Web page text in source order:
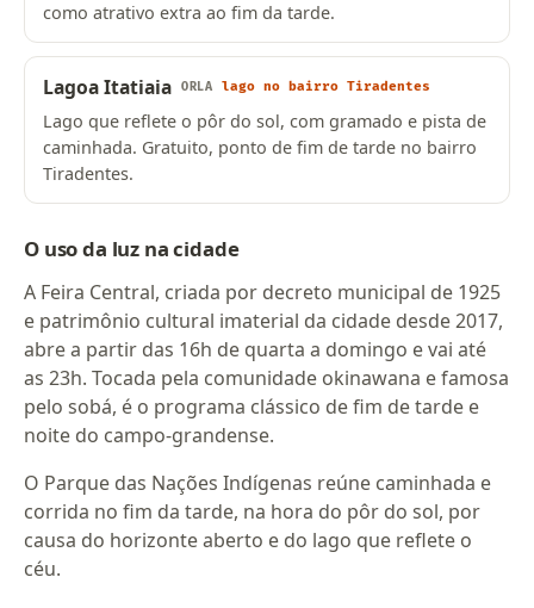
como atrativo extra ao fim da tarde.
Lagoa Itatiaia ORLA lago no bairro Tiradentes
Lago que reflete o pôr do sol, com gramado e pista de
caminhada. Gratuito, ponto de fim de tarde no bairro
Tiradentes.
O uso da luz na cidade
A Feira Central, criada por decreto municipal de 1925
e patrimônio cultural imaterial da cidade desde 2017,
abre a partir das 16h de quarta a domingo e vai até
as 23h. Tocada pela comunidade okinawana e famosa
pelo sobá, é o programa clássico de fim de tarde e
noite do campo-grandense.
O Parque das Nações Indígenas reúne caminhada e
corrida no fim da tarde, na hora do pôr do sol, por
causa do horizonte aberto e do lago que reflete o
céu.